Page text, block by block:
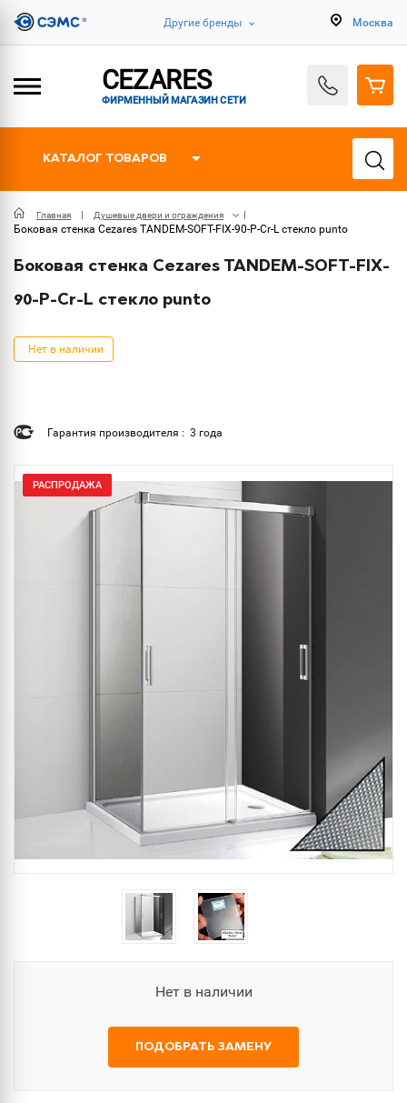
Другие бренды Москва
CEZARES
ФИРМЕННЫЙ МАГАЗИН СЕТИ
КАТАЛОГ ТОВАРОВ
Главная Душевые двери и ограждения
Боковая стенка Cezares TANDEM-SOFT-FIX-90-P-Cr-L стекло punto
Боковая стенка Cezares TANDEM-SOFT-FIX-
90-P-Cr-L стекло punto
Нет в наличии
Гарантия производителя : 3 года
РАСПРОДАЖА
Нет в наличии
ПОДОБРАТЬ ЗАМЕНУ